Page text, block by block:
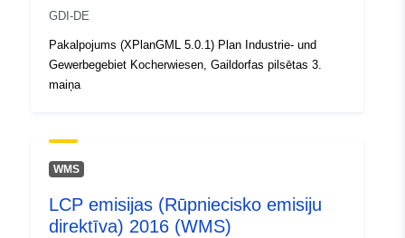
GDI-DE
Pakalpojums (XPlanGML 5.0.1) Plan Industrie- und
Gewerbegebiet Kocherwiesen, Gaildorfas pilsētas 3.
maiņa
WMS
LCP emisijas (Rūpniecisko emisiju
direktīva) 2016 (WMS)